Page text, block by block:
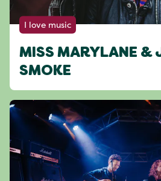
I love music
MISS MARYLANE &
SMOKE